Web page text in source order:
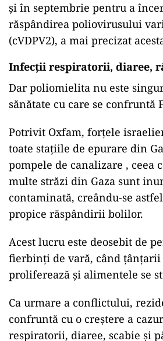
și în septembrie pentru a
răspândirea poliovirusului
(cVDPV2), a mai precizat
Infecții respiratorii, diaree,
Dar poliomielita nu este
sănătate cu care se confruntă
Potrivit Oxfam, forțele
toate stațiile de epurare din
pompele de canalizare , ceea
multe străzi din Gaza sunt
contaminată, creându-se
propice răspândirii bolilor.
Acest lucru este deosebit de
fierbinți de vară, când țânțarii
proliferează și alimentele se
Ca urmare a conflictului,
confruntă cu o creștere a
respiratorii, diaree, scabie și